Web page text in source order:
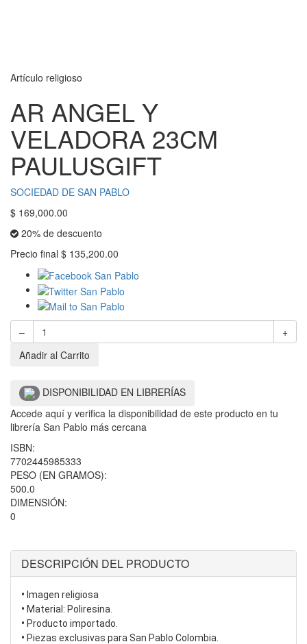
Artículo religioso
AR ANGEL Y
VELADORA 23CM
PAULUSGIFT
SOCIEDAD DE SAN PABLO
$ 169,000.00
20% de descuento
Precio final $ 135,200.00
–
+
Añadir al Carrito
DISPONIBILIDAD EN LIBRERÍAS
Accede aquí y verifica la disponibilidad de este producto en tu
librería San Pablo más cercana
ISBN:
7702445985333
PESO (EN GRAMOS):
500.0
DIMENSIÓN:
0
DESCRIPCIÓN DEL PRODUCTO
• Imagen religiosa
• Material: Poliresina.
• Producto importado.
• Piezas exclusivas para San Pablo Colombia.